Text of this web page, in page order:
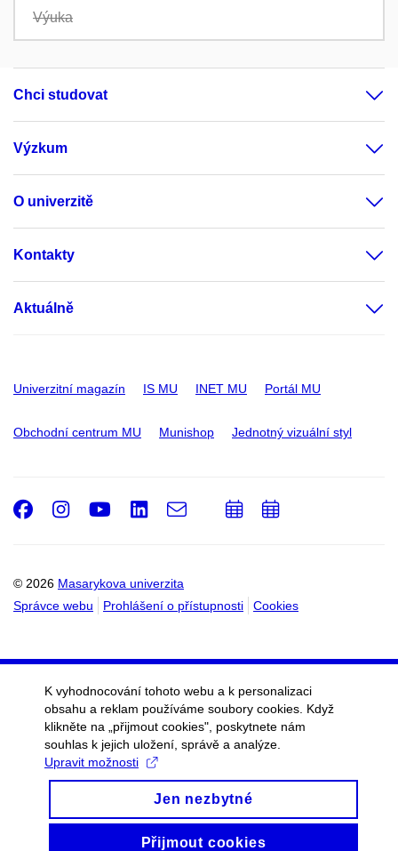
Výuka
Chci studovat
Výzkum
O univerzitě
Kontakty
Aktuálně
Univerzitní magazín IS MU INET MU Portál MU
Obchodní centrum MU Munishop Jednotný vizuální styl
© 2026 Masarykova univerzita
Správce webu
Prohlášení o přístupnosti Cookies
Facebook
Instagram
Youtube
LinkedIn
e-
Email
PřidatPřidat
K vyhodnocování tohoto webu a k personalizaci
obsahu a reklam používáme soubory cookies. Když
klikněte na „přijmout cookies", poskytnete nám
souhlas k jejich uložení, správě a analýze.
Upravit možnosti
Jen nezbytné
Přijmout cookies